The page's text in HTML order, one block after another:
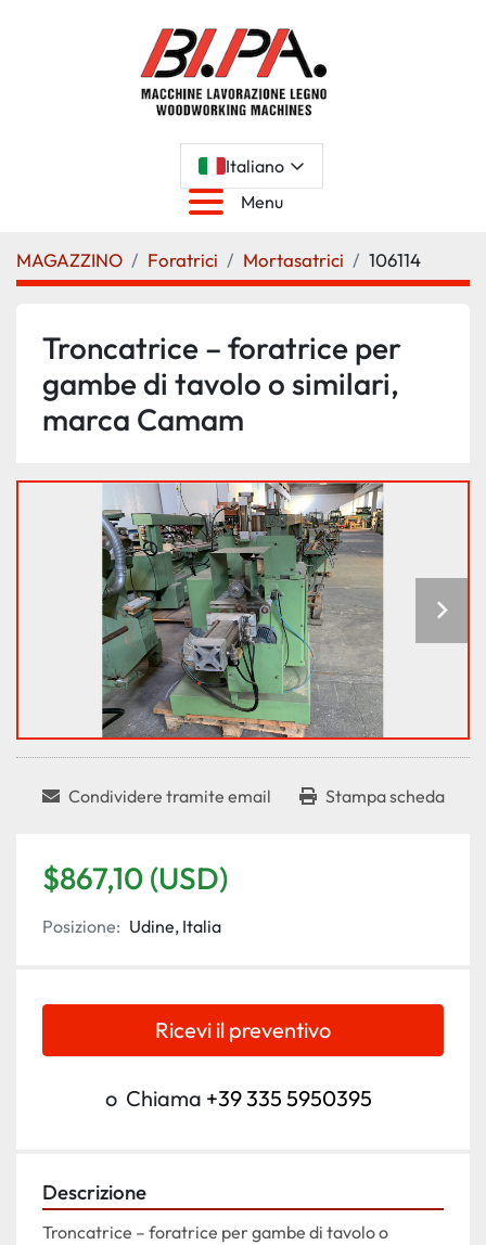
Italiano
Menu
MAGAZZINO Foratrici Mortasatrici 106114
Troncatrice – foratrice per
gambe di tavolo o similari,
marca Camam
Condividere tramite email Stampa scheda
$867,10 (USD)
Posizione: Udine, Italia
Ricevi il preventivo
o Chiama +39 335 5950395
Descrizione
Troncatrice – foratrice per gambe di tavolo o